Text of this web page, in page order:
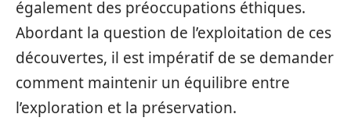
également des préoccupations éthiques.
Abordant la question de l’exploitation de ces
découvertes, il est impératif de se demander
comment maintenir un équilibre entre
l’exploration et la préservation.